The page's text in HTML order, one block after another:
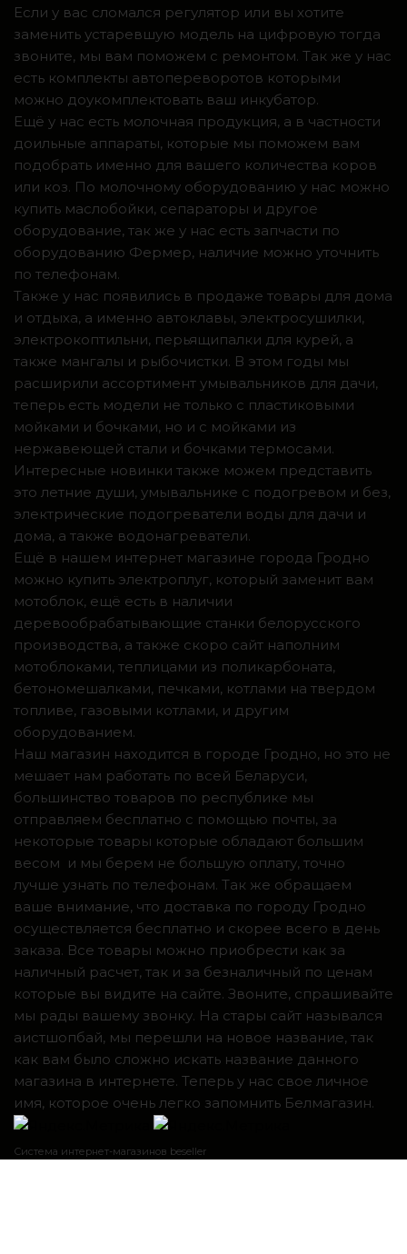
Если у вас сломался регулятор или вы хотите
заменить устаревшую модель на цифровую тогда
звоните, мы вам поможем с ремонтом. Так же у нас
есть комплекты автопереворотов которыми
можно доукомплектовать ваш инкубатор.
Ещё у нас есть молочная продукция, а в частности
доильные аппараты, которые мы поможем вам
подобрать именно для вашего количества коров
или коз. По молочному оборудованию у нас можно
купить маслобойки, сепараторы и другое
оборудование, так же у нас есть запчасти по
оборудованию Фермер, наличие можно уточнить
по телефонам.
Также у нас появились в продаже товары для дома
и отдыха, а именно автоклавы, электросушилки,
электрокоптильни, перьящипалки для курей, а
также мангалы и рыбочистки. В этом годы мы
расширили ассортимент умывальников для дачи,
теперь есть модели не только с пластиковыми
мойками и бочками, но и с мойками из
нержавеющей стали и бочками термосами.
Интересные новинки также можем представить
это летние души, умывальнике с подогревом и без,
электрические подогреватели воды для дачи и
дома, а также водонагреватели.
Ещё в нашем интернет магазине города Гродно
можно купить электроплуг, который заменит вам
мотоблок, ещё есть в наличии
деревообрабатывающие станки белорусского
производства, а также скоро сайт наполним
мотоблоками, теплицами из поликарбоната,
бетономешалками, печками, котлами на твердом
топливе, газовыми котлами, и другим
оборудованием.
Наш магазин находится в городе Гродно, но это не
мешает нам работать по всей Беларуси,
большинство товаров по республике мы
отправляем бесплатно с помощью почты, за
некоторые товары которые обладают большим
весом и мы берем не большую оплату, точно
лучше узнать по телефонам. Так же обращаем
ваше внимание, что доставка по городу Гродно
осуществляется бесплатно и скорее всего в день
заказа. Все товары можно приобрести как за
наличный расчет, так и за безналичный по ценам
которые вы видите на сайте. Звоните, спрашивайте
мы рады вашему звонку. На стары сайт назывался
аистшопбай, мы перешли на новое название, так
как вам было сложно искать название данного
магазина в интернете. Теперь у нас свое личное
имя, которое очень легко запомнить Белмагазин.
Система интернет-магазинов beseller